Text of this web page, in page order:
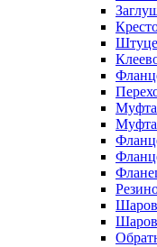
Муфта
Муфта